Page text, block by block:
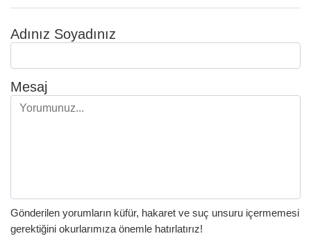
Adınız Soyadınız
Mesaj
Gönderilen yorumların küfür, hakaret ve suç unsuru içermemesi
gerektiğini okurlarımıza önemle hatırlatırız!